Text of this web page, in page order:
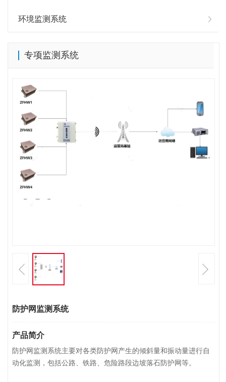
环境监测系统
专项监测系统
防护网监测系统
产品简介
防护网监测系统主要对各类防护网产生的倾斜量和振动量进行自
动化监测，包括公路、铁路、危险路段边坡落石防护网等。